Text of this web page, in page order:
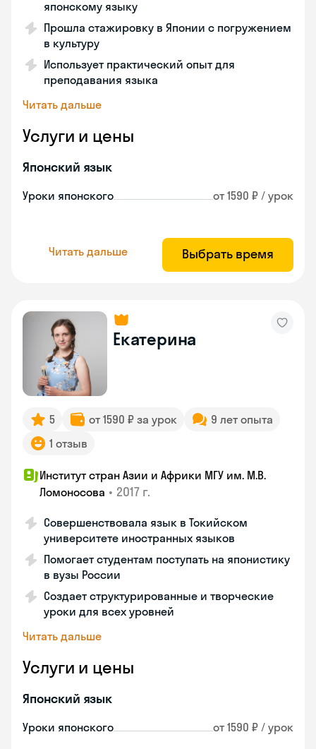
японскому языку
Прошла стажировку в Японии с погружением
в культуру
Использует практический опыт для
преподавания языка
Читать дальше
Услуги и цены
Японский язык
Уроки японского от 1590 ₽ / урок
Читать дальше Выбрать время
Екатерина
5 от 1590 ₽ за урок
9 лет опыта
1 отзыв
Институт стран Азии и Африки МГУ им. М.В.
Ломоносова • 2017 г.
Совершенствовала язык в Токийском
университете иностранных языков
Помогает студентам поступать на японистику
в вузы России
Создает структурированные и творческие
уроки для всех уровней
Читать дальше
Услуги и цены
Японский язык
Уроки японского от 1590 ₽ / урок